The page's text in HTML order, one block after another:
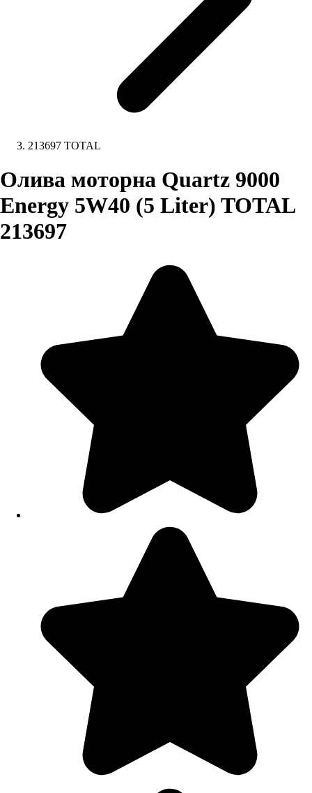
213697 TOTAL
Олива моторна Quartz 9000
Energy 5W40 (5 Liter) TOTAL
213697